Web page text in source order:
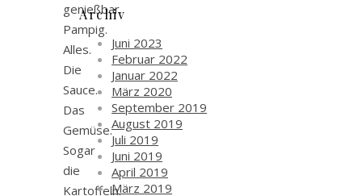
genießbar.
Pampig.
Alles.
Die
Sauce.
Das
Gemüse.
Sogar
die
Kartoffeln.
Archiv
Juni 2023
Februar 2022
Januar 2022
März 2020
September 2019
August 2019
Juli 2019
Juni 2019
April 2019
März 2019